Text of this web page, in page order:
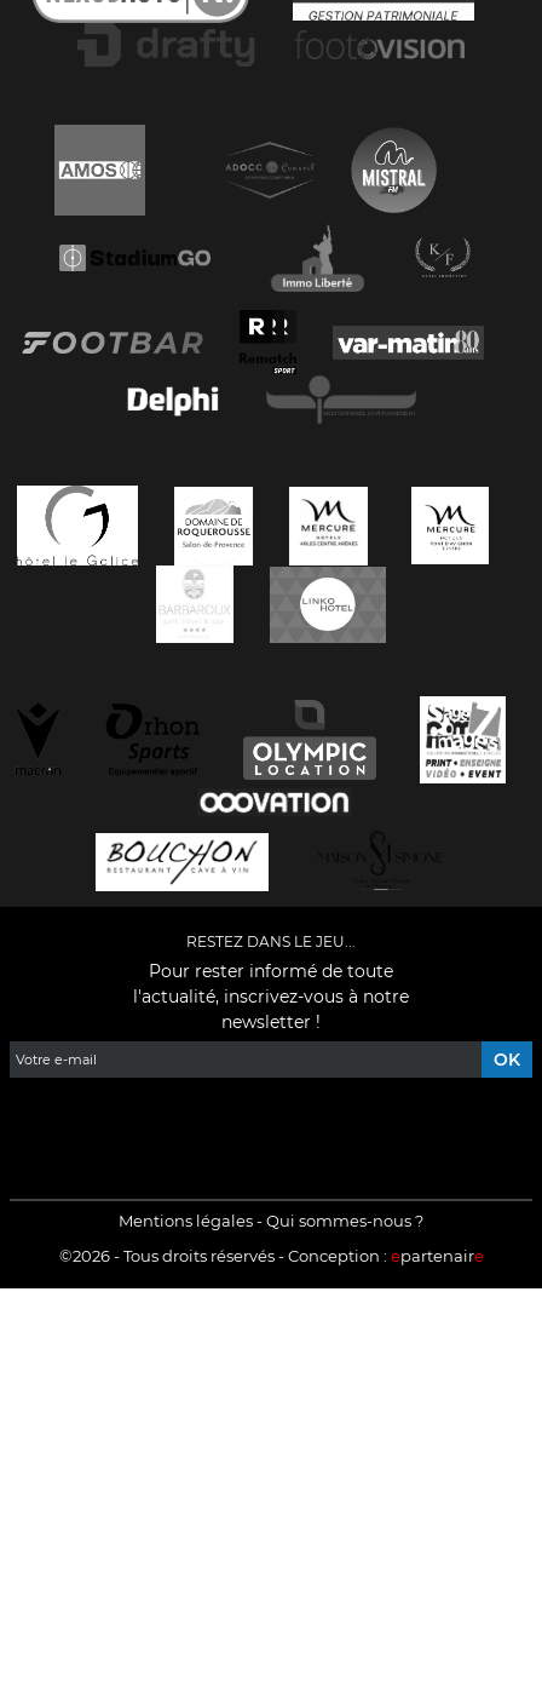
RESTEZ DANS LE JEU...
Pour rester informé de toute
l'actualité, inscrivez-vous à notre
newsletter !
Mentions légales-Qui sommes-nous ?
©2026 - Tous droits réservés - Conception : epartenaire